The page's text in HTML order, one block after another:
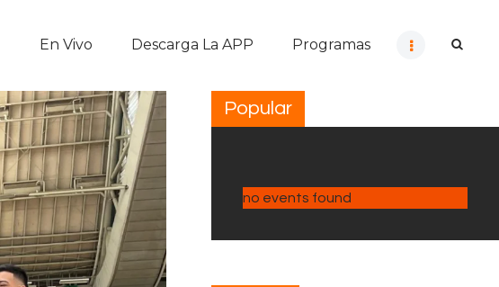
En Vivo Descarga La APP Programas
Popular
no events found